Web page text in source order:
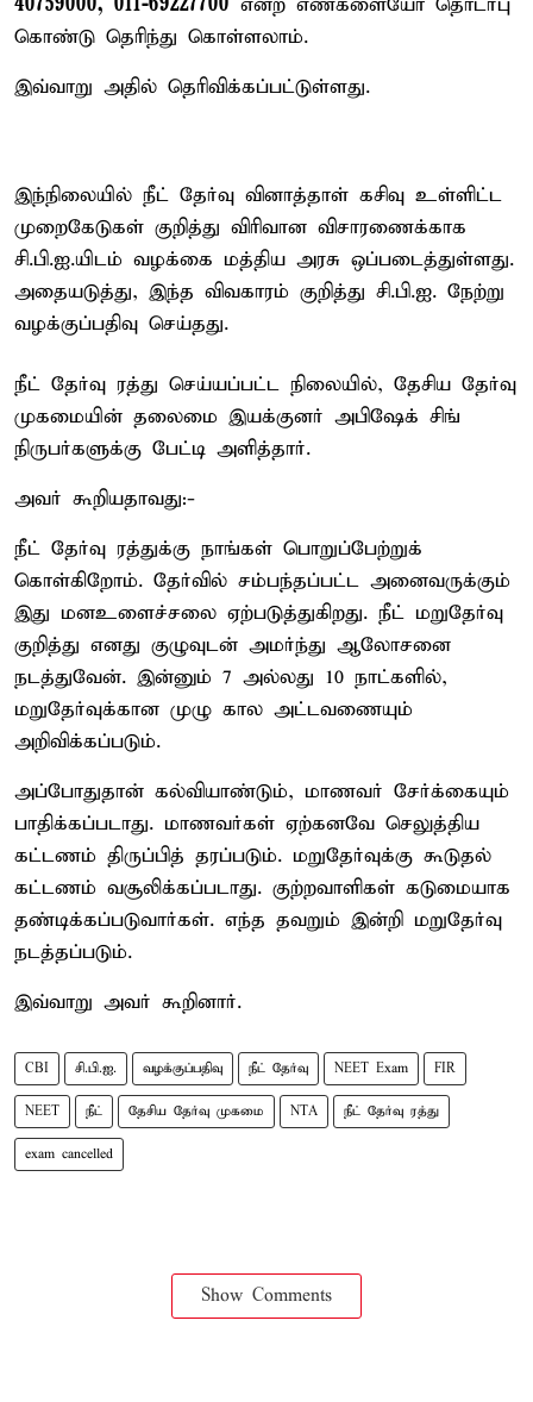
கொண்டு தெரிந்து கொள்ளலாம்.
இவ்வாறு அதில் தெரிவிக்கப்பட்டுள்ளது.
இந்நிலையில் நீட் தேர்வு வினாத்தாள் கசிவு உள்ளிட்ட
முறைகேடுகள் குறித்து விரிவான விசாரணைக்காக
சி.பி.ஐ.யிடம் வழக்கை மத்திய அரசு ஒப்படைத்துள்ளது.
அதையடுத்து, இந்த விவகாரம் குறித்து சி.பி.ஐ. நேற்று
வழக்குப்பதிவு செய்தது.
நீட் தேர்வு ரத்து செய்யப்பட்ட நிலையில், தேசிய தேர்வு
முகமையின் தலைமை இயக்குனர் அபிஷேக் சிங்
நிருபர்களுக்கு பேட்டி அளித்தார்.
அவர் கூறியதாவது:-
நீட் தேர்வு ரத்துக்கு நாங்கள் பொறுப்பேற்றுக்
கொள்கிறோம். தேர்வில் சம்பந்தப்பட்ட அனைவருக்கும்
இது மனஉளைச்சலை ஏற்படுத்துகிறது. நீட் மறுதேர்வு
குறித்து எனது குழுவுடன் அமர்ந்து ஆலோசனை
நடத்துவேன். இன்னும் 7 அல்லது 10 நாட்களில்,
மறுதேர்வுக்கான முழு கால அட்டவணையும்
அறிவிக்கப்படும்.
அப்போதுதான் கல்வியாண்டும், மாணவர் சேர்க்கையும்
பாதிக்கப்படாது. மாணவர்கள் ஏற்கனவே செலுத்திய
கட்டணம் திருப்பித் தரப்படும். மறுதேர்வுக்கு கூடுதல்
கட்டணம் வசூலிக்கப்படாது. குற்றவாளிகள் கடுமையாக
தண்டிக்கப்படுவார்கள். எந்த தவறும் இன்றி மறுதேர்வு
நடத்தப்படும்.
இவ்வாறு அவர் கூறினார்.
CBI சி.பி.ஐ. வழக்குப்பதிவு நீட் தேர்வு NEET Exam FIR
NEET நீட் தேசிய தேர்வு முகமை NTA நீட் தேர்வு ரத்து
exam cancelled
Show Comments